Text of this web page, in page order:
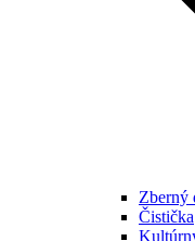
Zberný
Čistička